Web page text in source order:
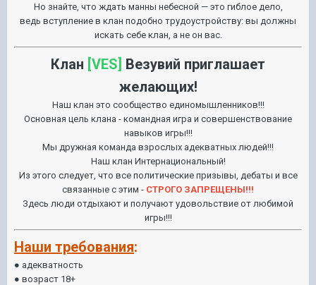
Но знайте, что ждать манны небесной — это гиблое дело,
ведь вступление в клан подобно трудоустройству: вы должны
искать себе клан, а не он вас.
Клан [VES] Везувий приглашает
желающих!
Наш клан это сообщество единомышленников!!!
Основная цель клана - командная игра и совершенствование
навыков игры!!!
Мы дружная команда взрослых адекватных людей!!!
Наш клан Интернациональный!
Из этого следует, что все политические призывы, дебаты и все
связанные с этим - СТРОГО ЗАПРЕЩЕНЫ!!!
Здесь люди отдыхают и получают удовольствие от любимой
игры!!!
Наши требования:
● адекватность
● возраст 18+